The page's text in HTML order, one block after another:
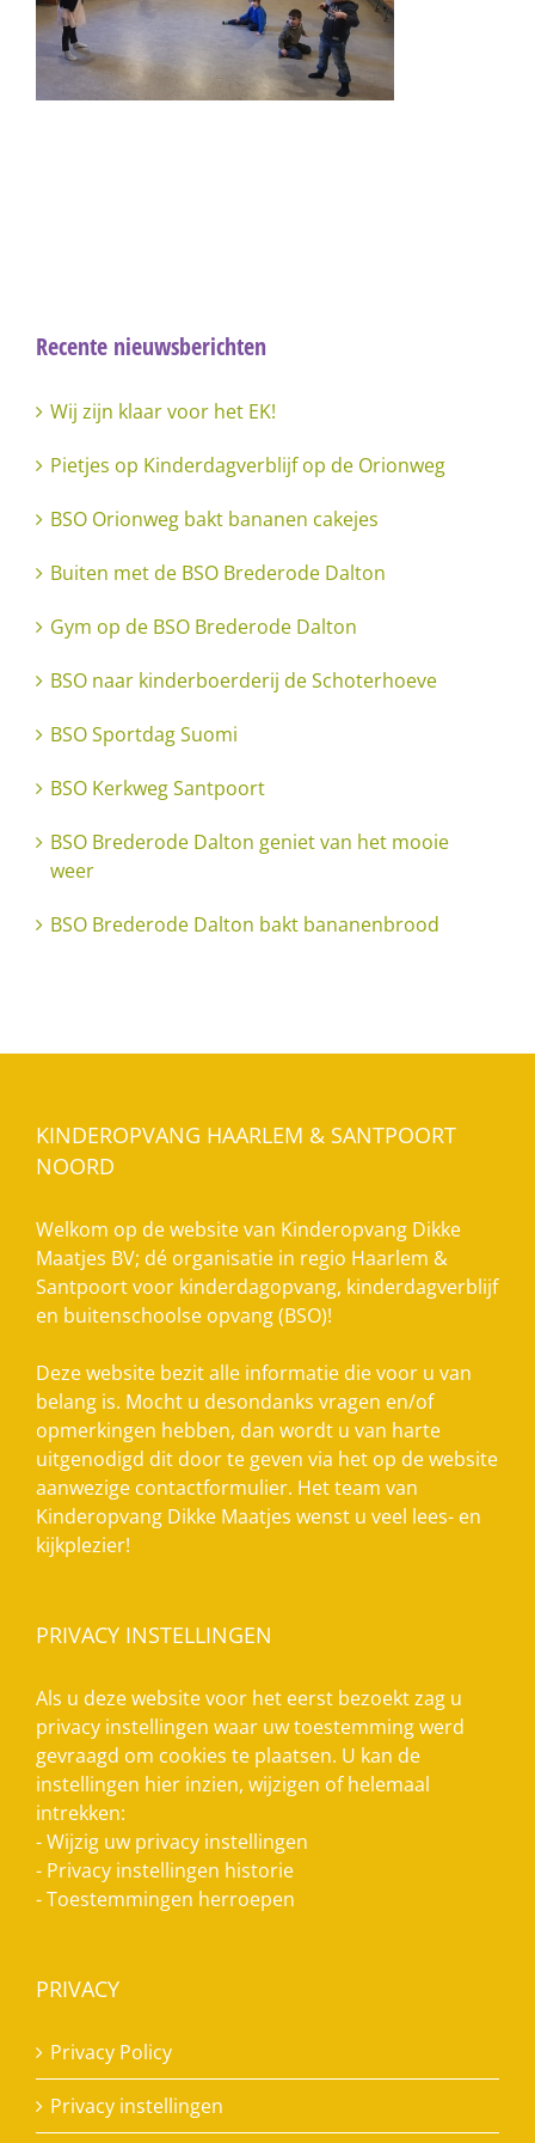
Recente nieuwsberichten
Wij zijn klaar voor het EK!
Pietjes op Kinderdagverblijf op de Orionweg
BSO Orionweg bakt bananen cakejes
Buiten met de BSO Brederode Dalton
Gym op de BSO Brederode Dalton
BSO naar kinderboerderij de Schoterhoeve
BSO Sportdag Suomi
BSO Kerkweg Santpoort
BSO Brederode Dalton geniet van het mooie
weer
BSO Brederode Dalton bakt bananenbrood
KINDEROPVANG HAARLEM & SANTPOORT
NOORD
Welkom op de website van Kinderopvang Dikke
Maatjes BV; dé organisatie in regio Haarlem &
Santpoort voor kinderdagopvang, kinderdagverblijf
en buitenschoolse opvang (BSO)!
Deze website bezit alle informatie die voor u van
belang is. Mocht u desondanks vragen en/of
opmerkingen hebben, dan wordt u van harte
uitgenodigd dit door te geven via het op de website
aanwezige contactformulier. Het team van
Kinderopvang Dikke Maatjes wenst u veel lees- en
kijkplezier!
PRIVACY INSTELLINGEN
Als u deze website voor het eerst bezoekt zag u
privacy instellingen waar uw toestemming werd
gevraagd om cookies te plaatsen. U kan de
instellingen hier inzien, wijzigen of helemaal
intrekken:
-Wijzig uw privacy instellingen
- Privacy instellingen historie
-Toestemmingen herroepen
PRIVACY
Privacy Policy
Privacy instellingen